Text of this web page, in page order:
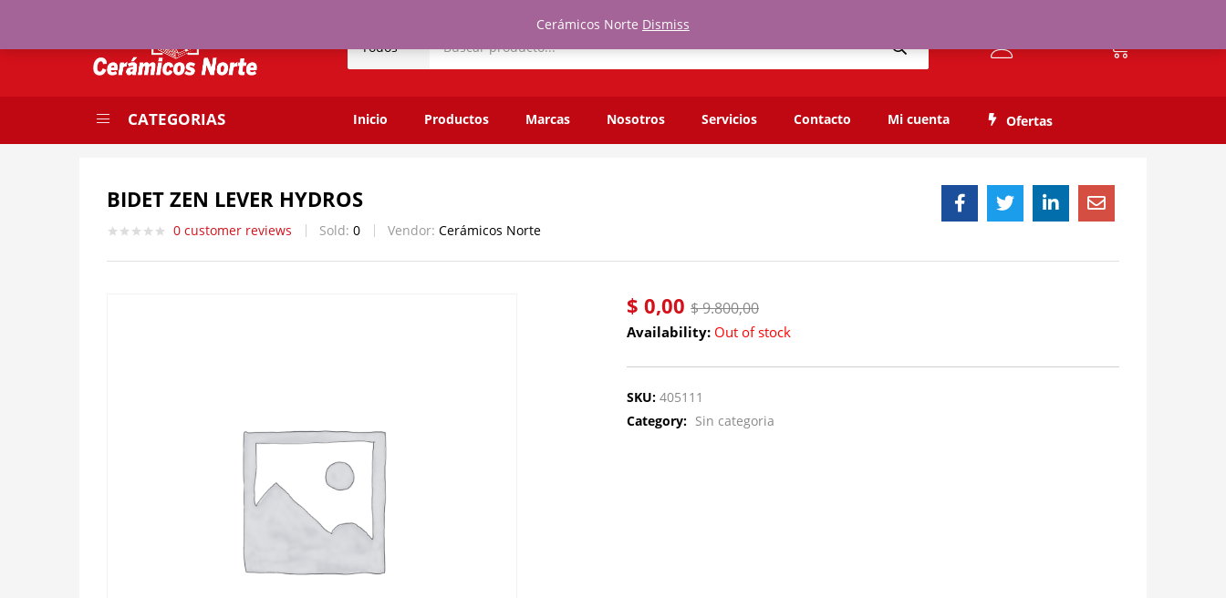
Todos
CATEGORIAS Inicio Productos Marcas Nosotros Servicios Contacto Mi cuenta Ofertas
0customer reviews Sold:0 Vendor:Cerámicos Norte Availability:Out of stock
BIDET ZEN LEVER HYDROS
0 customer reviews Sold: 0 Vendor: Cerámicos Norte
$ 0,00 $9.800,00
Availability: Out of stock
SKU: 405111
Category: Sin categoria
Cerámicos Norte Dismiss